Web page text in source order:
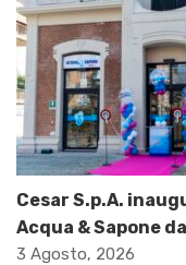
Cesar S.p.A.
Acqua & Sapone
3 Agosto, 2026